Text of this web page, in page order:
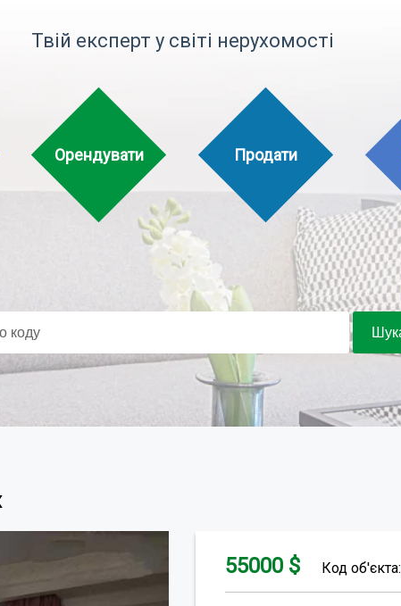
Твій експерт у світі нерухомості
Орендувати Продати
55000 $ Код об'єкта: